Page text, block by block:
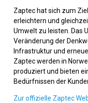
Zaptec hat sich zum
erleichtern und
Umwelt zu leisten. Das
Veränderung der
Infrastruktur und
Zaptec werden in
produziert und bieten
Bedürfnissen der
Zur offizielle Zaptec